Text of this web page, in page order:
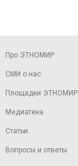
Про ЭТНОМИР
СМИ о нас
Площадки
Медиатека
Статьи
Вопросы и ответы